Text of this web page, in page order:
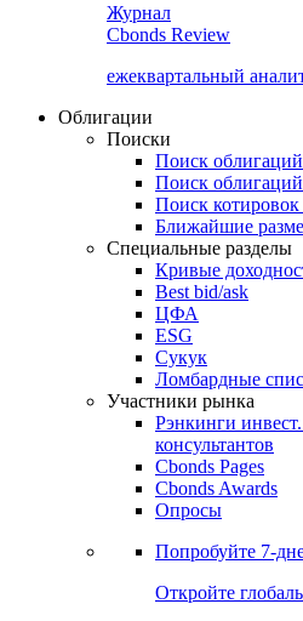
Журнал
Cbonds Review
ежеквартальный
Облигации
Поиски
Поиск
Поиск
Поиск
Ближайшие
Специальные разделы
Кривые
Best bid/ask
ЦФА
ESG
Сукук
Ломбардные
Участники рынка
Рэнкинги
консультантов
Cbonds Pages
Cbonds Awards
Опросы
Попробуйте 7-
Откройте